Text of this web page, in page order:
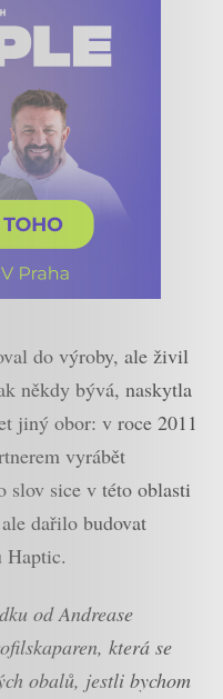
do výroby, ale živil
někdy bývá, naskytla
jiný obor: v roce 2011
vyrábět
slov sice v této oblasti
dařilo budovat
Haptic.
od Andrease
která se
obalů, jestli bychom